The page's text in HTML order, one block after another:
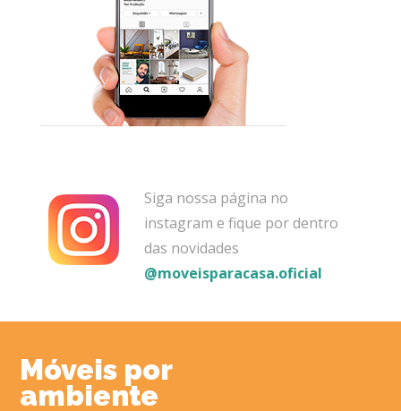
Siga nossa página no
instagram e fique por dentro
das novidades
@moveisparacasa.oficial
Móveis por
ambiente